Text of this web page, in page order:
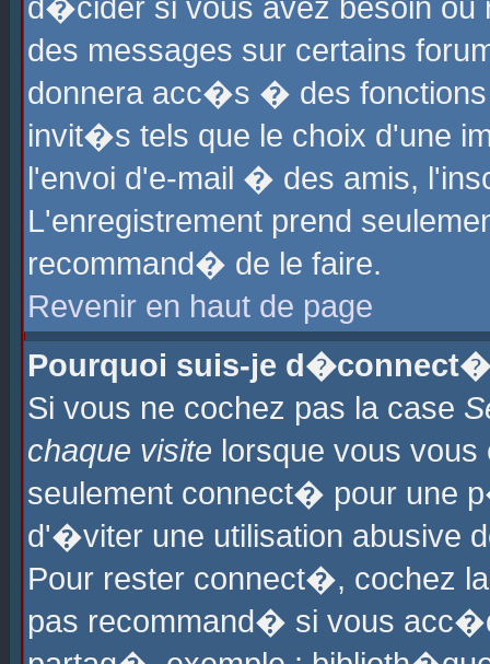
d�cider si vous avez besoin ou
des messages sur certains
donnera acc�s � des fonctions
invit�s tels que le choix d'une
l'envoi d'e-mail � des amis,
L'enregistrement prend
recommand� de le faire.
Revenir en haut de page
Pourquoi suis-je
Si vous ne cochez pas la case
chaque visite lorsque vous
seulement connect� pour une
d'�viter une utilisation abusive
Pour rester connect�, cochez
pas recommand� si vous